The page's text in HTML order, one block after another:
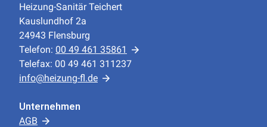
Heizung-Sanitär Teichert
Kauslundhof 2a
24943 Flensburg
Telefon: 00 49 461 35861
Telefax: 00 49 461 311237
info@heizung-fl.de
Unternehmen
AGB